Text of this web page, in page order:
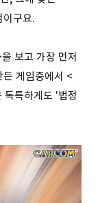
이구요.
보고 가장 먼저
게임중에서 <
독특하게도 '법정